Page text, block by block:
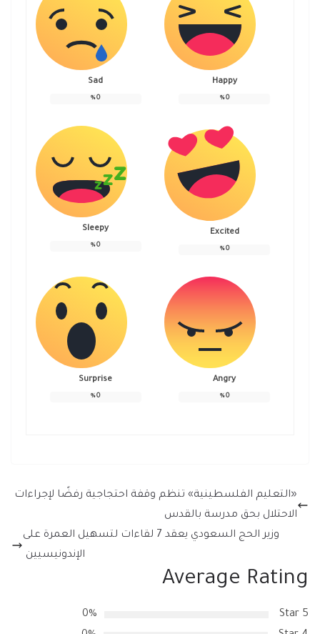
Happy
0
%
Sad
0
%
Excited
0
%
Sleepy
0
%
Angry
0
%
Surprise
0
%
«التعليم الفلسطينية» تنظم وقفة احتجاجية رفضًا لإجراءات
الاحتلال بحق مدرسة بالقدس
وزير الحج السعودي يعقد 7 لقاءات لتسهيل العمرة على
الإندونيسيين
Average Rating
5 Star
0%